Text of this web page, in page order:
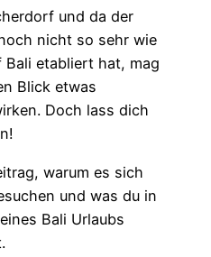
und da der
nicht so sehr wie
Bali etabliert hat, mag
Blick etwas
Doch lass dich
warum es sich
und was du in
Bali Urlaubs